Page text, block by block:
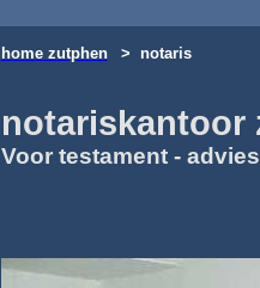
home zutphen > notaris
notariskantoor
Voor testament -